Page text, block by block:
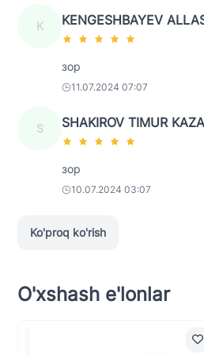
K KENGESHBAYEV
зор
11.07.2024 07:07
S SHAKIROV TIMUR
зор
10.07.2024 03:07
Ko'proq ko'rish
O'xshash e'lonlar